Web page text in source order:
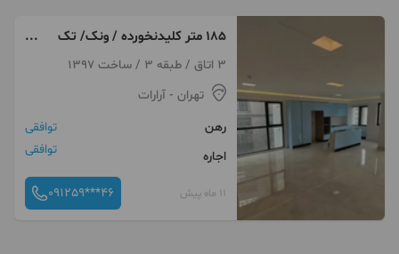
۱۸۵ متر کلیدنخورده / ونک/ تک
واحدی/ ۷ساله رویایی
3 اتاق / طبقه 3 / ساخت 1397
تهران - آرارات
رهن
توافقی
اجاره
توافقی
11 ماه پیش 091259***46